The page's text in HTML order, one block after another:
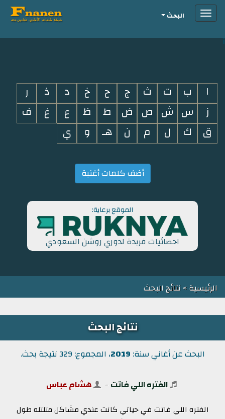
i
Toggleالبحث
ا ب ت ث ج ح خ د ذ
ر
ز
س ش ص ض ط ظ ع غ
ف
ق
ك ل م ن هـ و ي
أضف كلمات أغنية
الموقع برعاية:
احصائيات فريدة لدوري روشن السعودي
الرئيسية> نتائج البحث
نتائج البحث
البحث عن أغاني سنة: 2019، المجموع: 329 نتيجة بحث.
الفتره اللي فاتت - هشام عباس
الفتره اللي فاتت في حياتي كانت عندي مشاكل متلتله طول